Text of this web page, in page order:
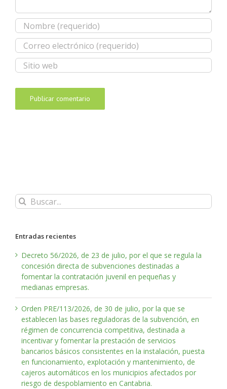
Buscar:
Entradas recientes
Decreto 56/2026, de 23 de julio, por el que se regula la
concesión directa de subvenciones destinadas a
fomentar la contratación juvenil en pequeñas y
medianas empresas.
Orden PRE/113/2026, de 30 de julio, por la que se
establecen las bases reguladoras de la subvención, en
régimen de concurrencia competitiva, destinada a
incentivar y fomentar la prestación de servicios
bancarios básicos consistentes en la instalación, puesta
en funcionamiento, explotación y mantenimiento, de
cajeros automáticos en los municipios afectados por
riesgo de despoblamiento en Cantabria.